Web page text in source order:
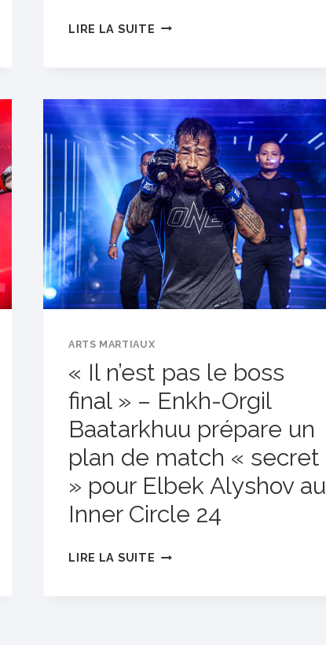
LIRE LA SUITE «POUR
PLUS
GRAND»
–
COMMENT
LA
FOI
ET
LA
FAMILLE
ALIMENTENT
DE
TITRE
D’ELBEK
ALYSHOV
AU
INNER
24
ARTS MARTIAUX
« Il n’est pas le boss
final » – Enkh-Orgil
Baatarkhuu prépare un
plan de match « secret
» pour Elbek Alyshov au
Inner Circle 24
LIRE LA SUITE